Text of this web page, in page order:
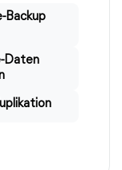
Backup
Daten